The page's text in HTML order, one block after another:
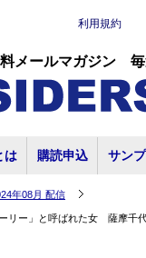
メールマガジン 毎
利用規約
は 購読申込 サン
年08月 配信
ー」と呼ばれた女 薩摩千代